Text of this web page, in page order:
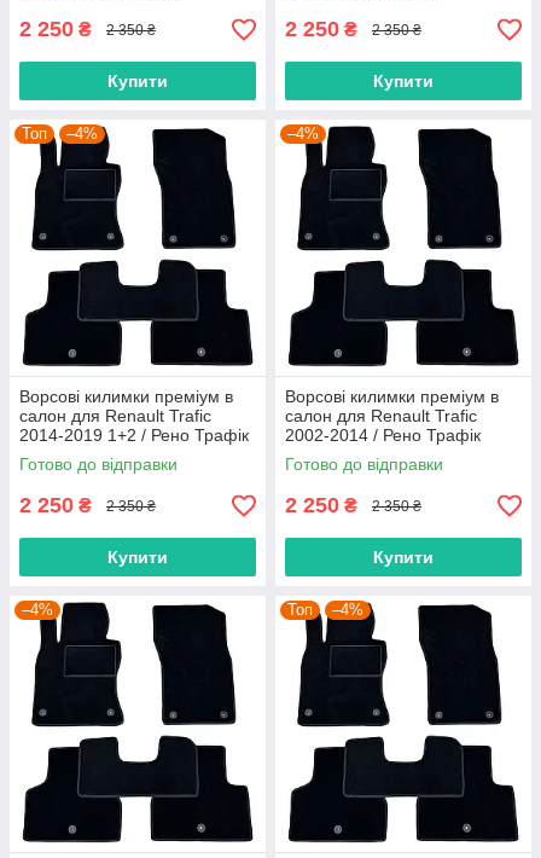
2 250 ₴ 2 350 ₴
Купити
2 250 ₴ 2 350 ₴
Купити
Топ –4%
Ворсові килимки преміум в
салон для Renault Trafic
2014-2019 1+2 / Рено Трафік
килимки
Готово до відправки
2 250 ₴ 2 350 ₴
Купити
–4%
Ворсові килимки преміум в
салон для Renault Trafic
2002-2014 / Рено Трафік
килимки
Готово до відправки
2 250 ₴ 2 350 ₴
Купити
–4% Топ –4%